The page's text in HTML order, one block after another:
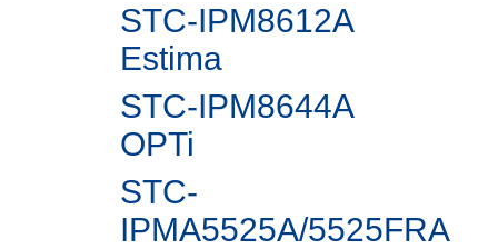
STC-IPM8612A
Estima
STC-IPM8644A
OPTi
STC-
IPMA5525A/5525FRA